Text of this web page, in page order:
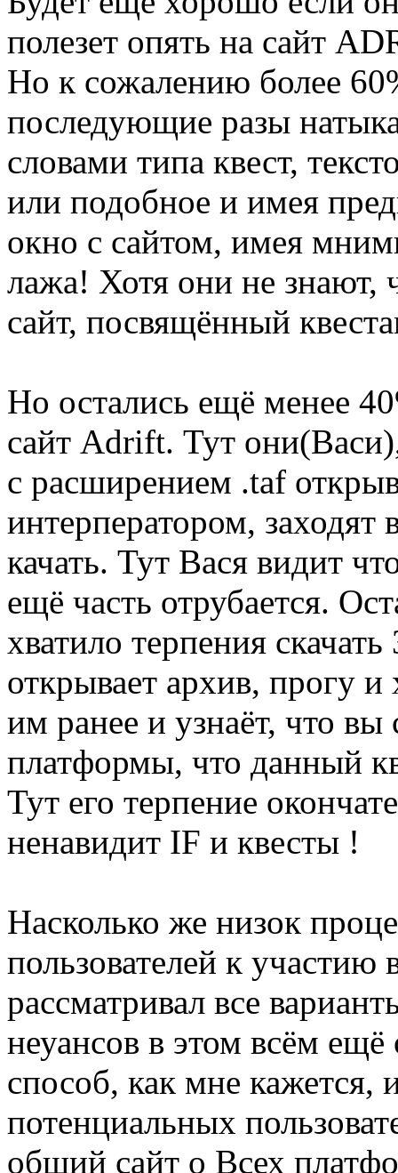
полезет опять на сайт
Но к сожалению более
последующие разы
словами типа квест,
или подобное и имея
окно с сайтом, имея
лажа! Хотя они не знают,
сайт, посвящённый
Но остались ещё менее
сайт Adrift. Тут
с расширением .taf
интерператором, заходят
качать. Тут Вася видит
ещё часть отрубается.
хватило терпения
открывает архив, прогу и
им ранее и узнаёт, что вы
платформы, что данный
Тут его терпение
ненавидит IF и квесты !
Насколько же низок
пользователей к
рассматривал все
неуансов в этом всём
способ, как мне
потенциальных
общий сайт о Всех